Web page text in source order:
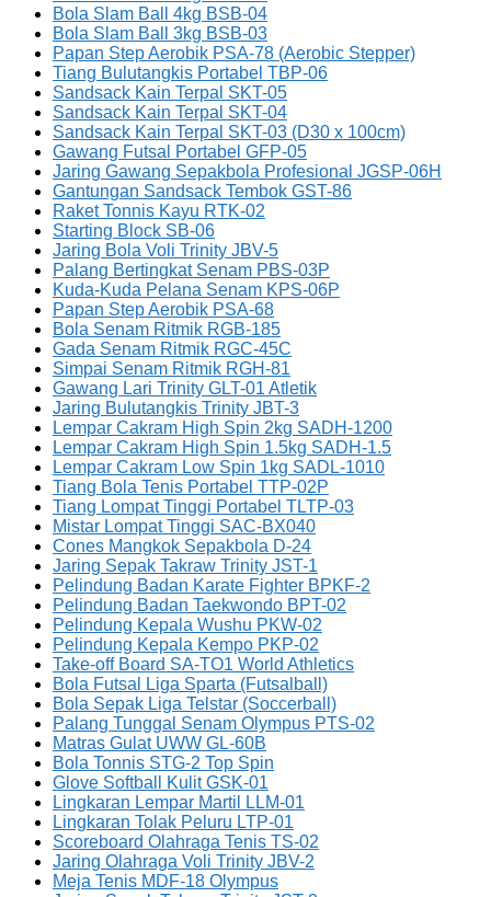
Bola Slam Ball 4kg BSB-04
Bola Slam Ball 3kg BSB-03
Papan Step Aerobik PSA-78 (Aerobic Stepper)
Tiang Bulutangkis Portabel TBP-06
Sandsack Kain Terpal SKT-05
Sandsack Kain Terpal SKT-04
Sandsack Kain Terpal SKT-03 (D30 x 100cm)
Gawang Futsal Portabel GFP-05
Jaring Gawang Sepakbola Profesional JGSP-06H
Gantungan Sandsack Tembok GST-86
Raket Tonnis Kayu RTK-02
Starting Block SB-06
Jaring Bola Voli Trinity JBV-5
Palang Bertingkat Senam PBS-03P
Kuda-Kuda Pelana Senam KPS-06P
Papan Step Aerobik PSA-68
Bola Senam Ritmik RGB-185
Gada Senam Ritmik RGC-45C
Simpai Senam Ritmik RGH-81
Gawang Lari Trinity GLT-01 Atletik
Jaring Bulutangkis Trinity JBT-3
Lempar Cakram High Spin 2kg SADH-1200
Lempar Cakram High Spin 1.5kg SADH-1.5
Lempar Cakram Low Spin 1kg SADL-1010
Tiang Bola Tenis Portabel TTP-02P
Tiang Lompat Tinggi Portabel TLTP-03
Mistar Lompat Tinggi SAC-BX040
Cones Mangkok Sepakbola D-24
Jaring Sepak Takraw Trinity JST-1
Pelindung Badan Karate Fighter BPKF-2
Pelindung Badan Taekwondo BPT-02
Pelindung Kepala Wushu PKW-02
Pelindung Kepala Kempo PKP-02
Take-off Board SA-TO1 World Athletics
Bola Futsal Liga Sparta (Futsalball)
Bola Sepak Liga Telstar (Soccerball)
Palang Tunggal Senam Olympus PTS-02
Matras Gulat UWW GL-60B
Bola Tonnis STG-2 Top Spin
Glove Softball Kulit GSK-01
Lingkaran Lempar Martil LLM-01
Lingkaran Tolak Peluru LTP-01
Scoreboard Olahraga Tenis TS-02
Jaring Olahraga Voli Trinity JBV-2
Meja Tenis MDF-18 Olympus